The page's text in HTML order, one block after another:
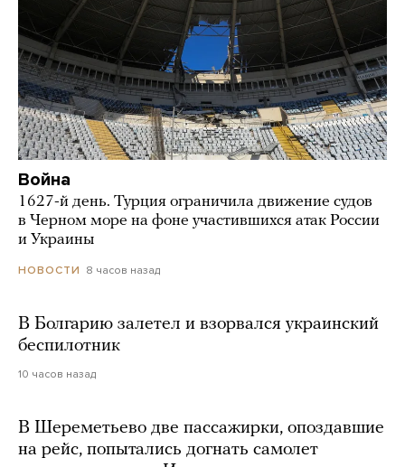
Война
1627-й день. Турция ограничила движение судов
в Черном море на фоне участившихся атак России
и Украины
НОВОСТИ 8 часов назад
В Болгарию залетел и взорвался украинский
беспилотник
10 часов назад
В Шереметьево две пассажирки, опоздавшие
на рейс, попытались догнать самолет